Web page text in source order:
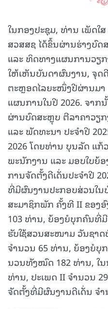
ໃນກອງປະຊຸມ, ທ່ານ ເພັດ
ສວສສຊ ໄດ້ຂຶ້ນຜ່ານຮ່າງບົດ
ແລະ ທິດທາງແຜນການວຽກ
ໃຫ້ເຫັນບັນດາຜົນງານ, ຈຸດ
ຕະຫຼອດໄລຍະໜຶ່ງປີຜ່ານມ
ແຜນການໃນປີ 2026. ຈາ
ຜ່ານບົດສະຫຼຸບ ຕີລາຄາວຽ
ແລະ ພັດທະນາ ປະຈໍາປີ
2026 ໂດຍທ່ານ ບຸນລັດ ແ
ພະນັກງານ ແລະ ມອບໃບຍ້
ການຈັດຕັ້ງດີເດັ່ນປະຈໍາປີ
ທີ່ມີຜົນງານປະກອບສ່ວນໃນ
ສະມາຊິກພັກ ຄັ້ງທີ II ຂອງ
103 ທ່ານ, ຍ້ອງຍໍບຸກຄົນທີ່
ຮັບໃຊ້ສວນສະໜາມ ວັນຊາ
ຈໍານວນ 65 ທ່ານ, ຍ້ອງຍໍບຸ
ນວນທັງໝົດ 182 ທ່ານ, ໃນ
ທ່ານ, ປະເພດ II ຈໍານວນ
ຈັດຕັ້ງທີ່ມີຜົນງານດີເດັ່ນ ຈໍ